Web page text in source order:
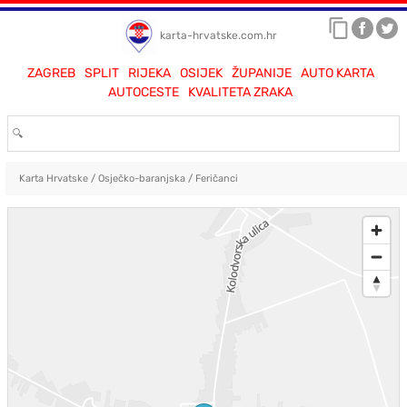
karta-hrvatske.com.hr
ZAGREB SPLIT RIJEKA OSIJEK ŽUPANIJE
AUTO KARTA
AUTOCESTE
KVALITETA ZRAKA
Karta Hrvatske/ Osječko-baranjska/ Feričanci